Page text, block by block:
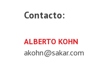
Contacto:
ALBERTO KOHN
akohn@sakar.com